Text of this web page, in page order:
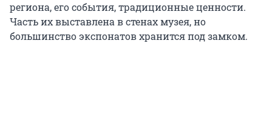
региона, его события, традиционные ценности.
Часть их выставлена в стенах музея, но
большинство экспонатов хранится под замком.